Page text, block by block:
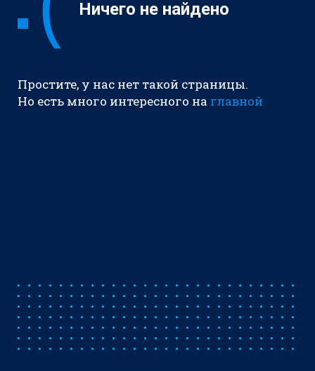
Ничего не найдено
Простите, у нас нет такой страницы.
Но есть много интересного на главной